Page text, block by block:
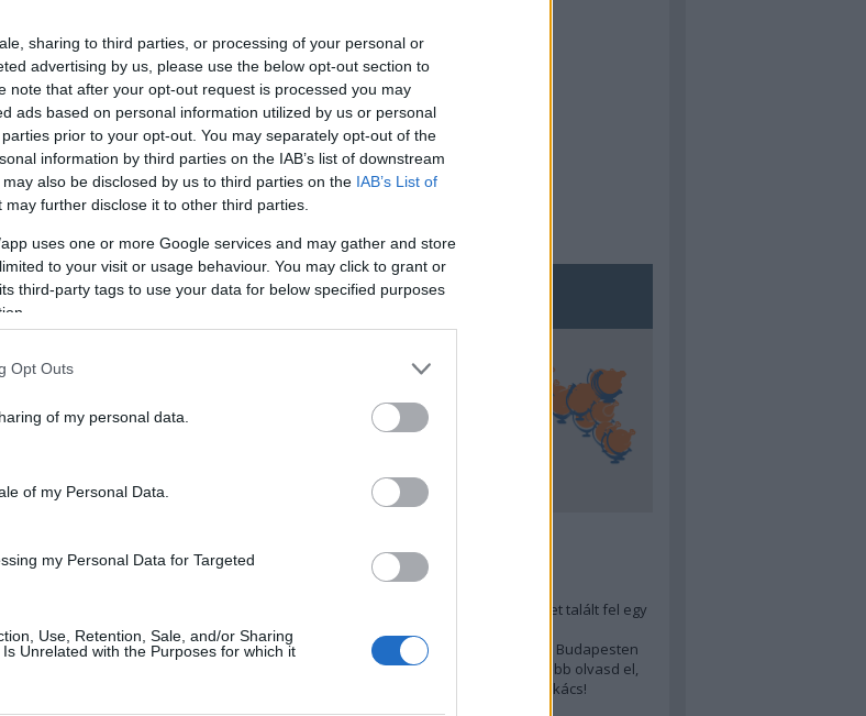
sharing to third parties, or processing of your personal or
advertising by us, please use the below opt-out section to
note that after your opt-out request is processed you may
ads based on personal information utilized by us or personal
prior to your opt-out. You may separately opt-out of the
information by third parties on the IAB’s list of downstream
also be disclosed by us to third parties on the IAB’s List of
may further disclose it to other third parties.
uses one or more Google services and may gather and store
to your visit or usage behaviour. You may click to grant or
third-party tags to use your data for below specified purposes
Opt Outs
of my personal data.
of my Personal Data.
my Personal Data for Targeted
Use, Retention, Sale, and/or Sharing
Unrelated with the Purposes for which it
TOP5
Annyira menő Budapest-térképet talált fel egy
A 10 legjobb (elérhető árú) ebéd Budapesten
Szakács akarsz lenni? Akkor előbb olvasd el,
mit gondol erről egy magyar szakács!